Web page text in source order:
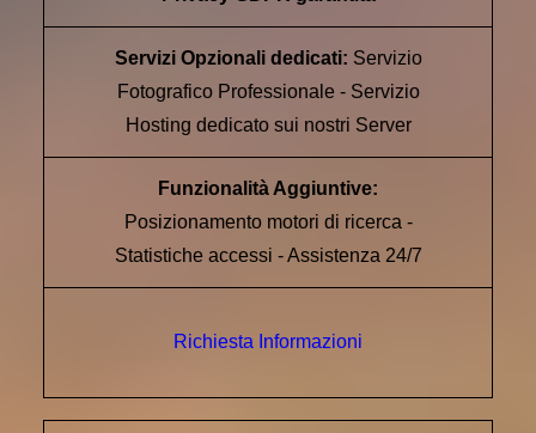
Servizi Opzionali dedicati: Servizio
Fotografico Professionale - Servizio
Hosting dedicato sui nostri Server
Funzionalità Aggiuntive:
Posizionamento motori di ricerca -
Statistiche accessi - Assistenza 24/7
Richiesta Informazioni